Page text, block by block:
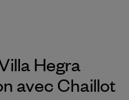
Hegra
avec Chaillot